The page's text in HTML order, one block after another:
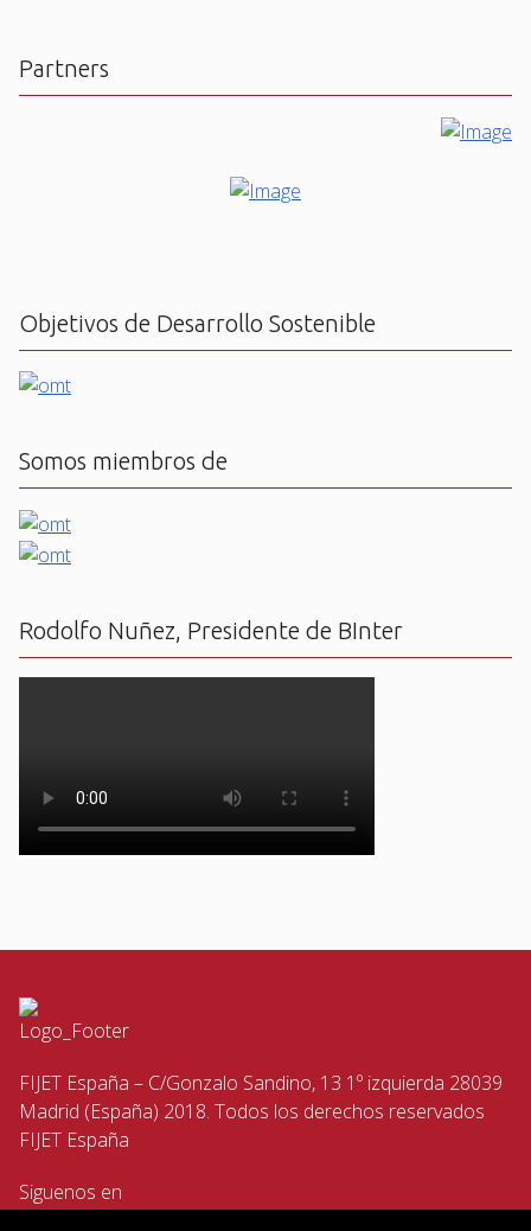
Partners
Objetivos de Desarrollo Sostenible
Somos miembros de
Rodolfo Nuñez, Presidente de BInter
FIJET España – C/Gonzalo Sandino, 13 1º izquierda 28039
Madrid (España) 2018. Todos los derechos reservados
FIJET España
Siguenos en